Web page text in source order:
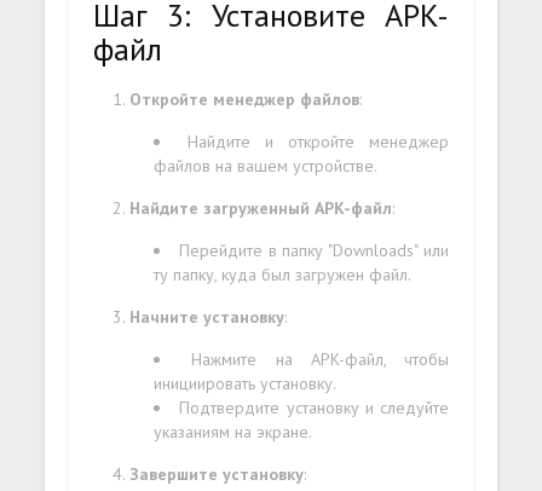
Шаг 3: Установите APK-
файл
Откройте менеджер файлов:
Найдите и откройте менеджер
файлов на вашем устройстве.
Найдите загруженный APK-файл:
Перейдите в папку "Downloads" или
ту папку, куда был загружен файл.
Начните установку:
Нажмите на APK-файл, чтобы
инициировать установку.
Подтвердите установку и следуйте
указаниям на экране.
Завершите установку: